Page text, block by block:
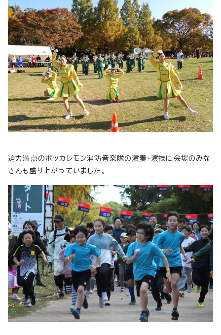
迫力満点のポッカレモン消防音楽隊の演奏・演技に会場のみな
さんも盛り上がっていました。